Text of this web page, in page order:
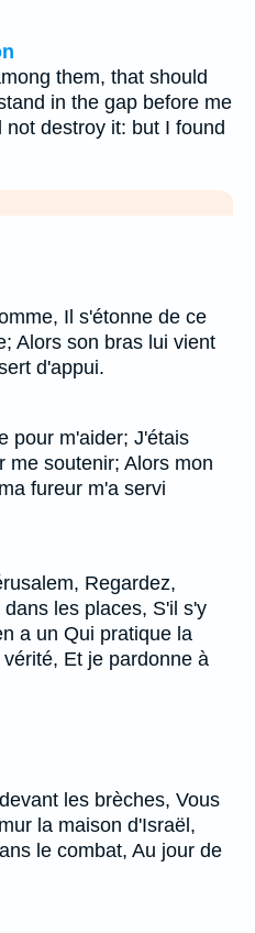
them, that should
in the gap before me
destroy it: but I found
Il s'étonne de ce
Alors son bras lui vient
d'appui.
pour m'aider; J'étais
me soutenir; Alors mon
fureur m'a servi
Regardez,
les places, S'il s'y
a un Qui pratique la
Et je pardonne à
les brèches, Vous
la maison d'Israël,
le combat, Au jour de